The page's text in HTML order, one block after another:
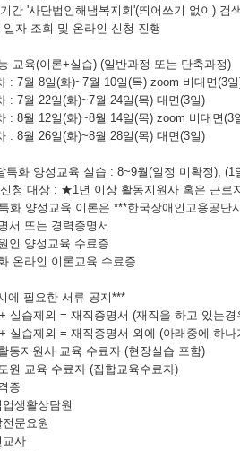
간 '사단법인해냄복지회'(띄어쓰기 없이) 검색
자 조회 및 온라인 신청 진행
교육(이론+실습) (일반과정 또는 단축과정)
: 7월 8일(화)~7월 10일(목) zoom 비대면(3
: 7월 22일(화)~7월 24일(목) 대면(3일)
: 8월 12일(화)~8월 14일(목) zoom 비대면(3
: 8월 26일(화)~8월 28일(목) 대면(3일)
특화 양성교육 실습 : 8~9월(일정 미확정), (1
상 : ★1년 이상 활동지원사 혹은 근로지
양성교육 이론은 ***한국장애인고용공단
서 또는 경력증명서
인 양성교육 수료증
온라인 이론교육 수료증
에 필요한 서류 공지***
실습제외 = 재직증명서 (재직을 하고 있는
실습제외 = 재직증명서 외에 (아래중에 하
동지원사 교육 수료자 (현장실습 포함)
원 교육 수료자 (집합교육수료자)
증
생활상담원
문요원
교사